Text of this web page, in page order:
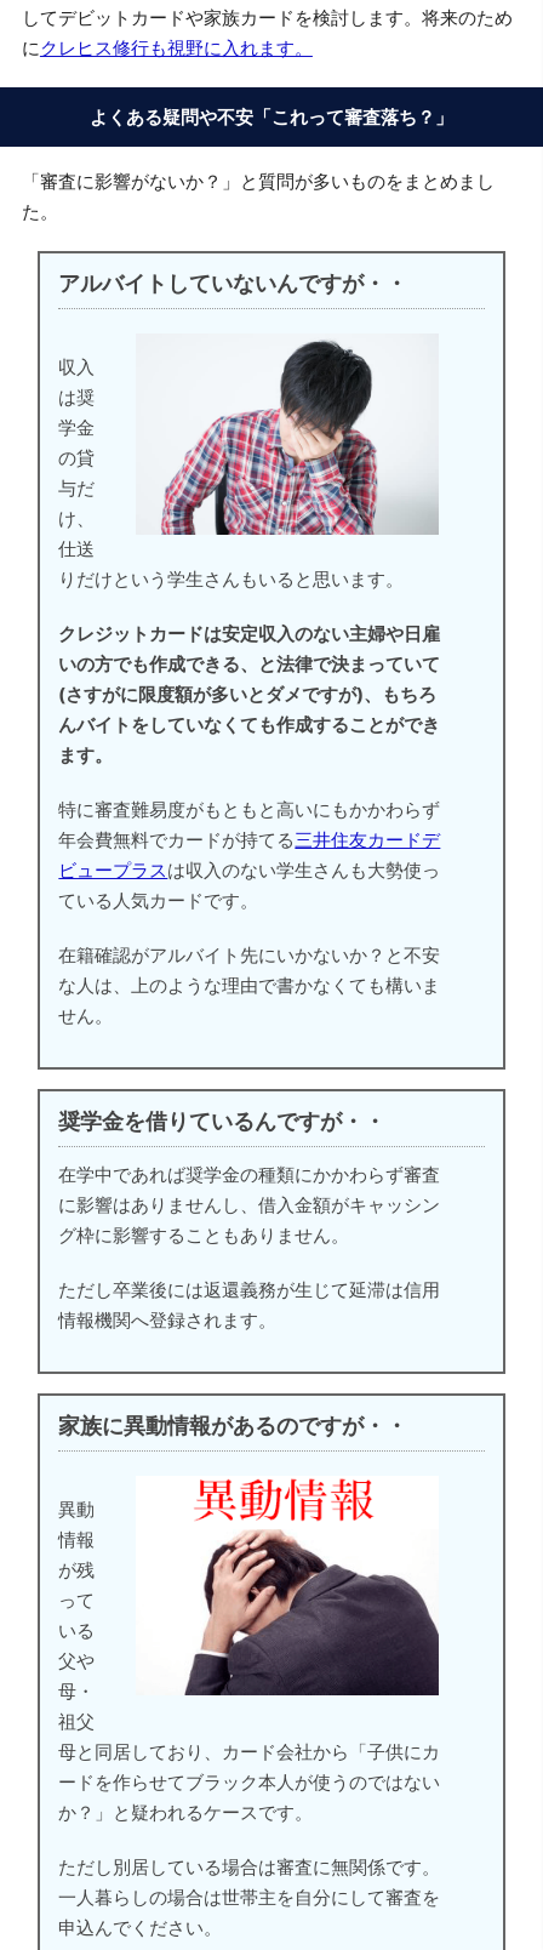
してデビットカードや家族カードを検討します。将来のため
に クレヒス修行も視野に入れます。
よくある疑問や不安「これって審査落ち？」
「審査に影響がないか？」と質問が多いものをまとめまし
た。
アルバイトしていないんですが・・
収入
は奨
学金
の貸
与だ
け、
仕送
りだけという学生さんもいると思います。
クレジットカードは安定収入のない主婦や日雇
いの方でも作成できる、と法律で決まっていて
(さすがに限度額が多いとダメですが)、もちろ
んバイトをしていなくても作成することができ
ます。
特に審査難易度がもともと高いにもかかわらず
年会費無料でカードが持てる三井住友カードデ
ビュープラスは収入のない学生さんも大勢使っ
ている人気カードです。
在籍確認がアルバイト先にいかないか？と不安
な人は、上のような理由で書かなくても構いま
せん。
奨学金を借りているんですが・・
在学中であれば奨学金の種類にかかわらず審査
に影響はありませんし、借入金額がキャッシン
グ枠に影響することもありません。
ただし卒業後には返還義務が生じて延滞は信用
情報機関へ登録されます。
家族に異動情報があるのですが・・
異動
情報
が残
って
いる
父や
母・
祖父
母と同居しており、カード会社から「子供にカ
ードを作らせてブラック本人が使うのではない
か？」と疑われるケースです。
ただし別居している場合は審査に無関係です。
一人暮らしの場合は世帯主を自分にして審査を
申込んでください。